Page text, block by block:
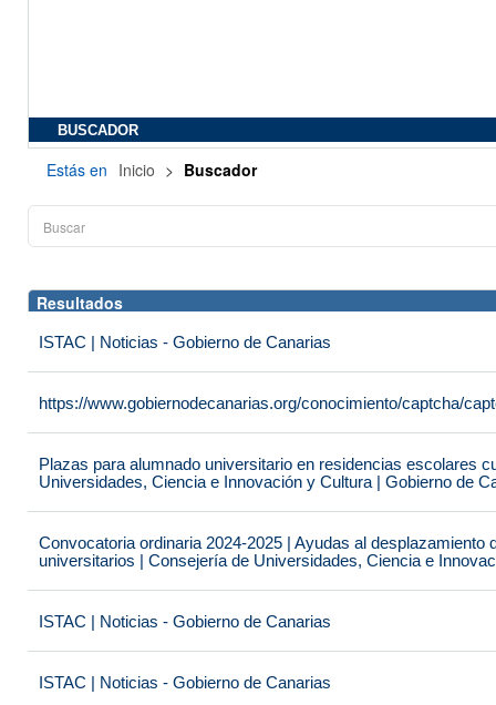
BUSCADOR
Estás en Inicio > Buscador
Resultados
ISTAC | Noticias - Gobierno de Canarias
https://www.gobiernodecanarias.org/conocimiento/captcha/
Plazas para alumnado universitario en residencias escolares
Universidades, Ciencia e Innovación y Cultura | Gobierno de
Convocatoria ordinaria 2024-2025 | Ayudas al desplazamiento
universitarios | Consejería de Universidades, Ciencia e
ISTAC | Noticias - Gobierno de Canarias
ISTAC | Noticias - Gobierno de Canarias